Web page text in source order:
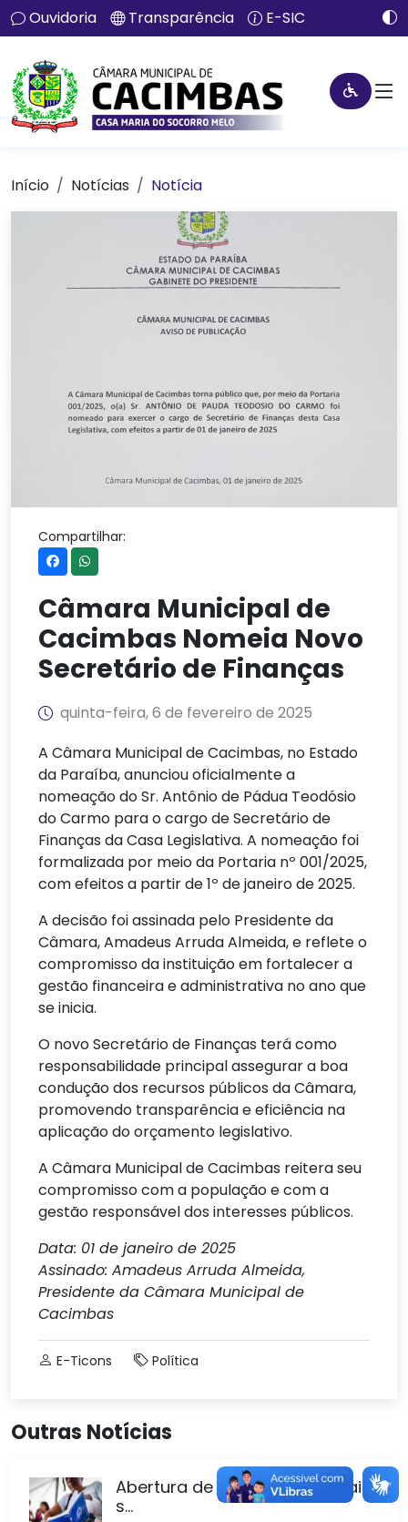
Ouvidoria Transparência E-SIC
Início Notícias Notícia
Compartilhar:
Câmara Municipal de
Cacimbas Nomeia Novo
Secretário de Finanças
quinta-feira, 6 de fevereiro de 2025
A Câmara Municipal de Cacimbas, no Estado
da Paraíba, anunciou oficialmente a
nomeação do Sr. Antônio de Pádua Teodósio
do Carmo para o cargo de Secretário de
Finanças da Casa Legislativa. A nomeação foi
formalizada por meio da Portaria nº 001/2025,
com efeitos a partir de 1º de janeiro de 2025.
A decisão foi assinada pelo Presidente da
Câmara, Amadeus Arruda Almeida, e reflete o
compromisso da instituição em fortalecer a
gestão financeira e administrativa no ano que
se inicia.
O novo Secretário de Finanças terá como
responsabilidade principal assegurar a boa
condução dos recursos públicos da Câmara,
promovendo transparência e eficiência na
aplicação do orçamento legislativo.
A Câmara Municipal de Cacimbas reitera seu
compromisso com a população e com a
gestão responsável dos interesses públicos.
Data: 01 de janeiro de 2025
Assinado: Amadeus Arruda Almeida,
Presidente da Câmara Municipal de
Cacimbas
E-Ticons Política
Outras Notícias
Abertura de empregos formais
s...